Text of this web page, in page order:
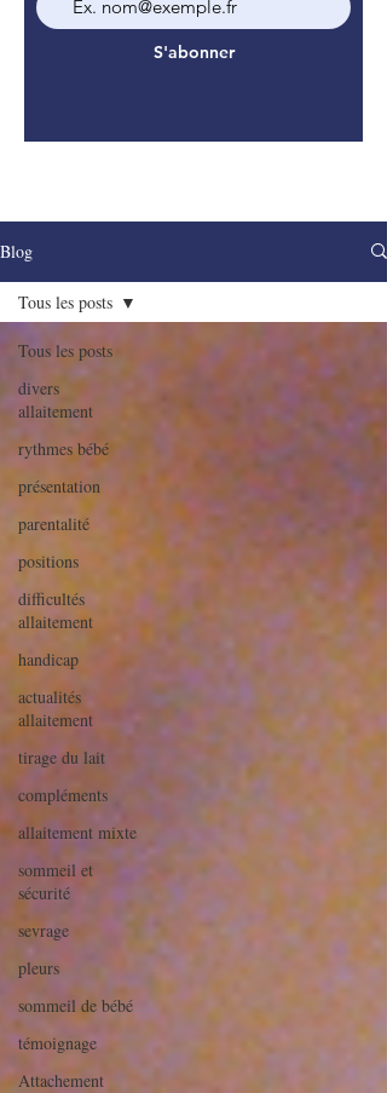
S'abonner
Blog
Tous les posts
divers
allaitement
rythmes bébé
présentation
parentalité
positions
difficultés
allaitement
handicap
actualités
allaitement
tirage du lait
compléments
allaitement mixte
sommeil et
sécurité
sevrage
pleurs
sommeil de bébé
témoignage
Attachement
Tous les posts